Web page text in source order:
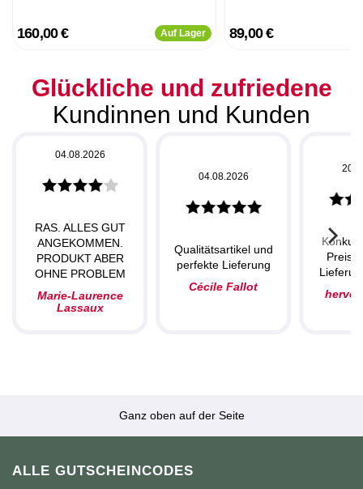
160,00 € Auf Lager 89,00 €
Glückliche und zufriedene
Kundinnen und Kunden
04.08.2026
RAS. ALLES GUT
ANGEKOMMEN.
PRODUKT ABER
OHNE PROBLEM
Marie-Laurence
Lassaux
04.08.2026
Qualitätsartikel und
perfekte Lieferung
Cécile Fallot
herve
Ganz oben auf der Seite
ALLE GUTSCHEINCODES